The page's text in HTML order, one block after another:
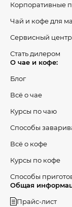
Корпоративные
Чай и кофе для
Сервисный центр
Стать дилером
О чае и кофе:
Блог
Всё о чае
Курсы по чаю
Способы
Всё о кофе
Курсы по кофе
Способы
Общая
Прайс-лист